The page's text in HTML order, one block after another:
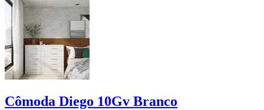
Cômoda Diego 10Gv Branco